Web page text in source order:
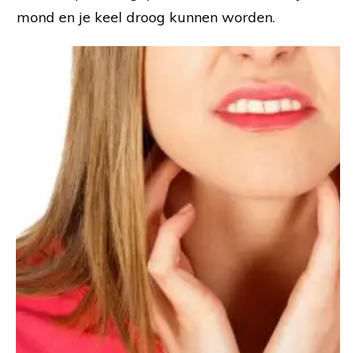
mond en je keel droog kunnen worden.